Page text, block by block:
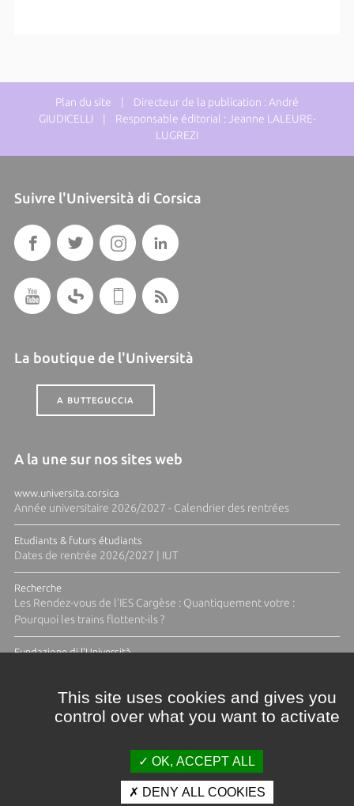
Plan du site | Directeur de la publication : André
GIUDICELLI | Responsable éditorial : Jeanne LALEURE-
LUGREZI
Suivre l'Università di Corsica
La boutique de l'Università
A BUTTEGUCCIA
A la une sur nos sites web
www.universita.corsica
Année universitaire 2026/2027 - Calendrier des rentrées
Etudiants & futurs étudiants
Dates de rentrée 2026/2027 | IUT
Recherche
Les Rendez-vous de l'IES Cargèse : Quantiquement votre :
Pourquoi les trains flottent-ils ?
Fundazione di l'Università
This site uses cookies and gives you
control over what you want to activate
OK, ACCEPT ALL
DENY ALL COOKIES